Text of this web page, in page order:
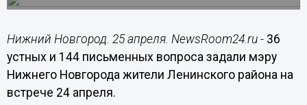
Нижний Новгород. 25 апреля. NewsRoom24.ru - 36
устных и 144 письменных вопроса задали мэру
Нижнего Новгорода жители Ленинского района на
встрече 24 апреля.